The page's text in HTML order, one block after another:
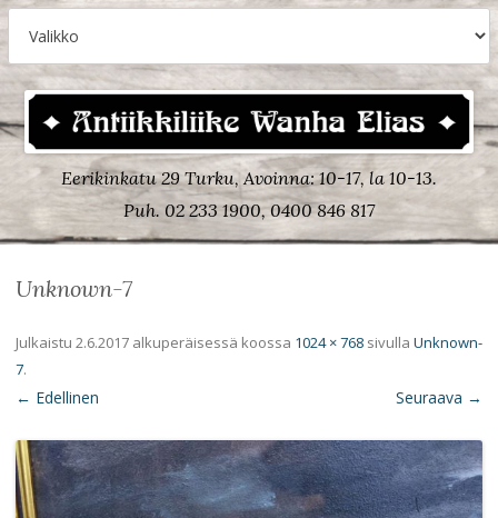
Eerikinkatu 29 Turku, Avoinna: 10-17, la 10-13.
Puh. 02 233 1900, 0400 846 817
Unknown-7
Julkaistu 2.6.2017 alkuperäisessä koossa 1024 × 768 sivulla Unknown-
7.
← Edellinen Seuraava →